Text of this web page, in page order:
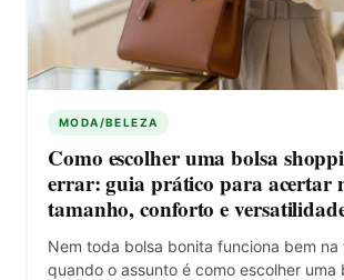
MODA/BELEZA
Como escolher uma bolsa
errar: guia prático para acertar
tamanho, conforto e
Nem toda bolsa bonita funciona bem na
quando o assunto é como escolher uma